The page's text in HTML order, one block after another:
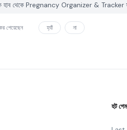
হাব থেকে Pregnancy Organizer & Tracker
পেয়েছেন হ্যাঁ না
হট